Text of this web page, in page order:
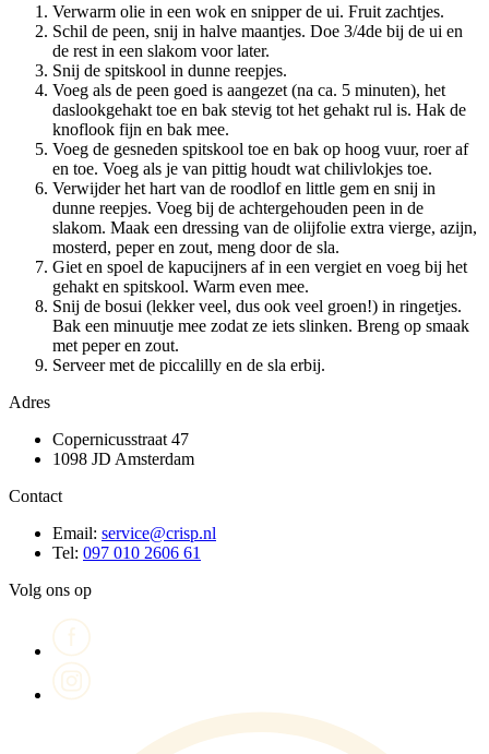
Verwarm olie in een wok en snipper de ui. Fruit zachtjes.
Schil de peen, snij in halve maantjes. Doe 3/4de bij de ui en
de rest in een slakom voor later.
Snij de spitskool in dunne reepjes.
Voeg als de peen goed is aangezet (na ca. 5 minuten), het
daslookgehakt toe en bak stevig tot het gehakt rul is. Hak de
knoflook fijn en bak mee.
Voeg de gesneden spitskool toe en bak op hoog vuur, roer af
en toe. Voeg als je van pittig houdt wat chilivlokjes toe.
Verwijder het hart van de roodlof en little gem en snij in
dunne reepjes. Voeg bij de achtergehouden peen in de
slakom. Maak een dressing van de olijfolie extra vierge, azijn,
mosterd, peper en zout, meng door de sla.
Giet en spoel de kapucijners af in een vergiet en voeg bij het
gehakt en spitskool. Warm even mee.
Snij de bosui (lekker veel, dus ook veel groen!) in ringetjes.
Bak een minuutje mee zodat ze iets slinken. Breng op smaak
met peper en zout.
Serveer met de piccalilly en de sla erbij.
Adres
Copernicusstraat 47
1098 JD Amsterdam
Contact
Email: service@crisp.nl
Tel: 097 010 2606 61
Volg ons op